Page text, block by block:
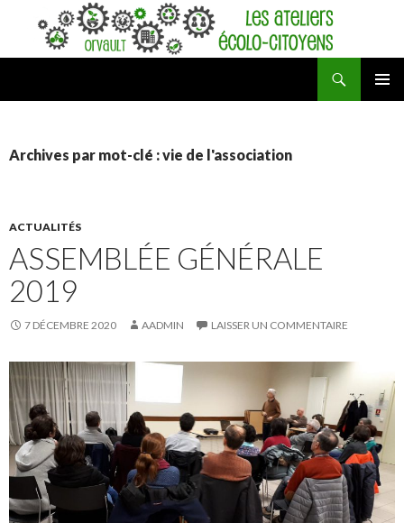
Archives par mot-clé : vie de l'association
ACTUALITÉS
ASSEMBLÉE GÉNÉRALE
2019
7 DÉCEMBRE 2020 AADMIN LAISSER UN COMMENTAIRE